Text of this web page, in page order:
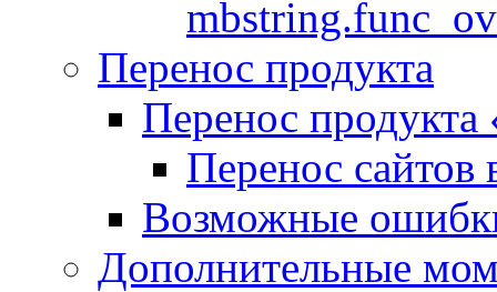
Перенос продукта
Перенос продукта
Перенос сайтов
Возможные
Дополнительные